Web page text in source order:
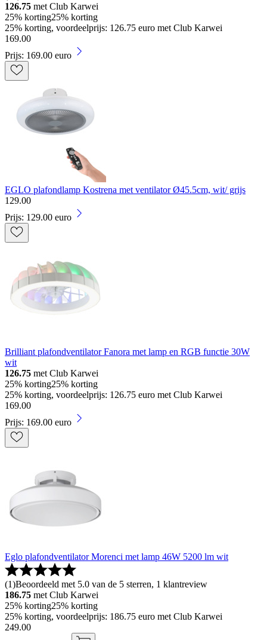
126.75 met Club Karwei
25% korting25% korting
25% korting, voordeelprijs: 126.75 euro met Club Karwei
169.00
Prijs: 169.00 euro
EGLO plafondlamp Kostrena met ventilator Ø45.5cm, wit/ grijs
129.00
Prijs: 129.00 euro
Brilliant plafondventilator Fanora met lamp en RGB functie 30W
wit
126.75 met Club Karwei
25% korting25% korting
25% korting, voordeelprijs: 126.75 euro met Club Karwei
169.00
Prijs: 169.00 euro
Eglo plafondventilator Morenci met lamp 46W 5200 lm wit
(1)Beoordeeld met 5.0 van de 5 sterren, 1 klantreview
186.75 met Club Karwei
25% korting25% korting
25% korting, voordeelprijs: 186.75 euro met Club Karwei
249.00